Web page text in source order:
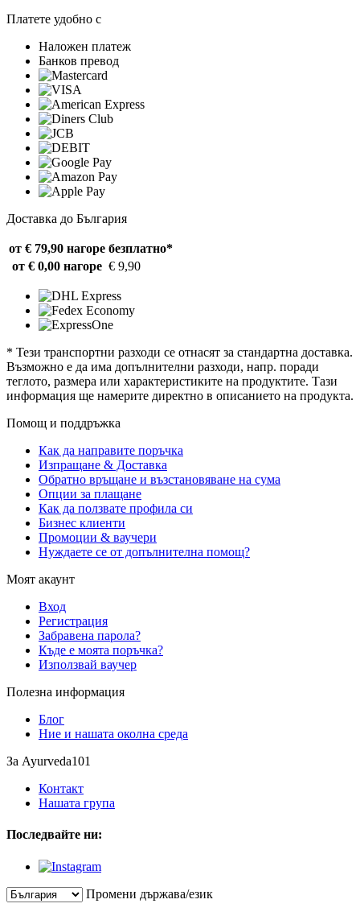
Платете удобно с
Наложен платеж
Банков превод
Доставка до България
от € 79,90 нагоре безплатно*
от € 0,00 нагоре € 9,90
* Тези транспортни разходи се отнасят за стандартна доставка.
Възможно е да има допълнителни разходи, напр. поради
теглото, размера или характеристиките на продуктите. Тази
информация ще намерите директно в описанието на продукта.
Помощ и поддръжка
Как да направите поръчка
Изпращане & Доставка
Обратно връщане и възстановяване на сума
Опции за плащане
Как да ползвате профила си
Бизнес клиенти
Промоции & ваучери
Нуждаете се от допълнителна помощ?
Моят акаунт
Вход
Регистрация
Забравена парола?
Къде е моята поръчка?
Използвай ваучер
Полезна информация
Блог
Ние и нашата околна среда
За Ayurveda101
Контакт
Нашата група
Последвайте ни:
Промени държава/език